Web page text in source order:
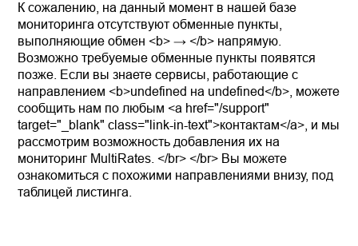
К сожалению, на данный момент в нашей базе
мониторинга отсутствуют обменные пункты,
выполняющие обмен <b> → </b> напрямую.
Возможно требуемые обменные пункты появятся
позже. Если вы знаете сервисы, работающие с
направлением <b>undefined на undefined</b>, можете
сообщить нам по любым <a href="/support"
target="_blank" class="link-in-text">контактам</a>, и мы
рассмотрим возможность добавления их на
мониторинг MultiRates. </br> </br> Вы можете
ознакомиться с похожими направлениями внизу, под
таблицей листинга.